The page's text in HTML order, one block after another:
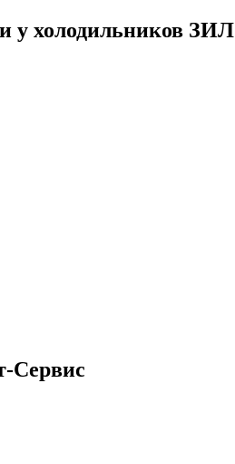
у холодильников ЗИЛ
Сервис